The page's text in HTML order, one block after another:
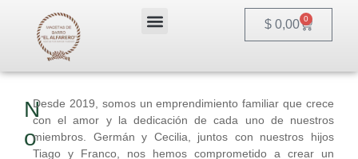
contenido
Menu $0,00 0
Cart
N
o
Desde 2019, somos un emprendimiento familiar que crece
con el amor y la dedicación de cada uno de nuestros
miembros. Germán y Cecilia, juntos con nuestros hijos
Tiago y Franco, nos hemos comprometido a crear un